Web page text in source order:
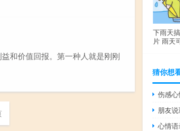
和价值回报。第一种人就是刚刚
下雨天
片 雨天
猜你想
伤感
心情